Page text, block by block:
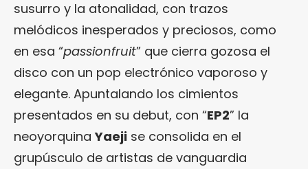
susurro y la atonalidad, con trazos
melódicos inesperados y preciosos, como
en esa “passionfruit” que cierra gozosa el
disco con un pop electrónico vaporoso y
elegante. Apuntalando los cimientos
presentados en su debut, con “EP2” la
neoyorquinaYaeji se consolida en el
grupúsculo de artistas de vanguardia